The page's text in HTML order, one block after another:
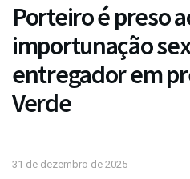
Porteiro é preso
importunação
entregador em
Verde
31 de dezembro de 2025